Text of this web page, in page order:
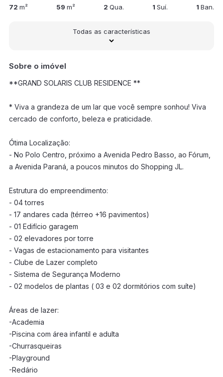
72 m² 59 m² 2 Qua. 1Suí. 1Ban.
Todas as características
Sobre o imóvel
**GRAND SOLARIS CLUB RESIDENCE **
* Viva a grandeza de um lar que você sempre sonhou! Viva
cercado de conforto, beleza e praticidade.
Ótima Localização:
- No Polo Centro, próximo a Avenida Pedro Basso, ao Fórum,
a Avenida Paraná, a poucos minutos do Shopping JL.
Estrutura do empreendimento:
- 04 torres
- 17 andares cada (térreo +16 pavimentos)
- 01 Edifício garagem
- 02 elevadores por torre
- Vagas de estacionamento para visitantes
- Clube de Lazer completo
- Sistema de Segurança Moderno
- 02 modelos de plantas ( 03 e 02 dormitórios com suíte)
Áreas de lazer:
-Academia
-Piscina com área infantil e adulta
-Churrasqueiras
-Playground
-Redário